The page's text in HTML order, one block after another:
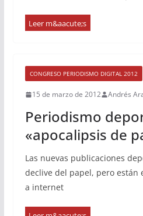
CONGRESO PERIODISMO DIGITAL 2012
15 de marzo de 2012 Andrés
Periodismo
«apocalipsis de
Las nuevas publicaciones
declive del papel, pero están
a internet